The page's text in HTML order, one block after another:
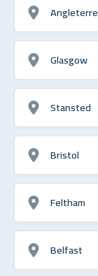
Angleterre
Glasgow
Stansted
Bristol
Feltham
Belfast